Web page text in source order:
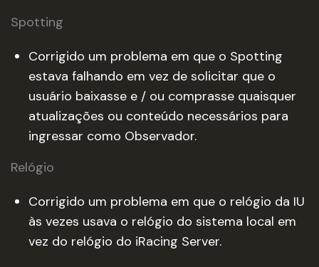
Spotting
Corrigido um problema em que o Spotting
estava falhando em vez de solicitar que o
usuário baixasse e / ou comprasse quaisquer
atualizações ou conteúdo necessários para
ingressar como Observador.
Relógio
Corrigido um problema em que o relógio da IU
às vezes usava o relógio do sistema local em
vez do relógio do iRacing Server.